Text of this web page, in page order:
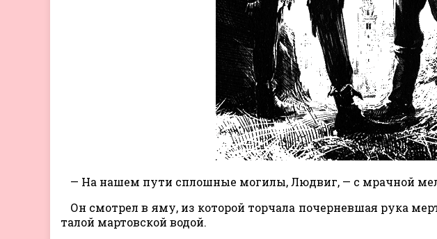
— На нашем пути сплошные могилы, Людвиг, — с мрачной
Он смотрел в яму, из которой торчала почерневшая рука
талой мартовской водой.